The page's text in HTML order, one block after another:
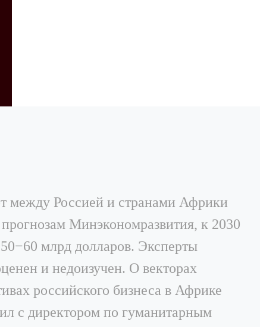
между Россией и странами Африки
Минэкономразвития, к 2030
50−60 млрд долларов. Эксперты
и недоизучен. О векторах
российского бизнеса в Африке
с директором по гуманитарным